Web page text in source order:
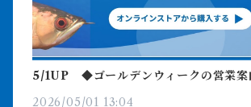
5/1UP ◆ゴールデンウィークの営業
2026/05/01 13:04